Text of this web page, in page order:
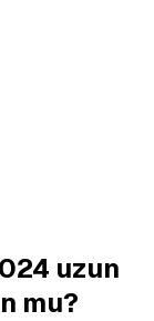
uzun
mu?